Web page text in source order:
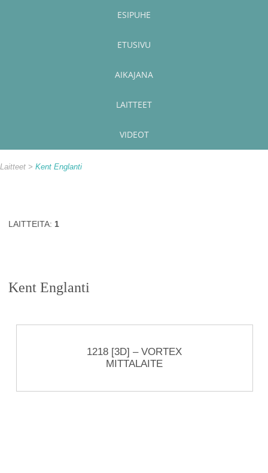
ESIPUHE
ETUSIVU
AIKAJANA
LAITTEET
VIDEOT
Laitteet Kent Englanti
LAITTEITA: 1
Kent Englanti
1218 [3D] – VORTEX
MITTALAITE